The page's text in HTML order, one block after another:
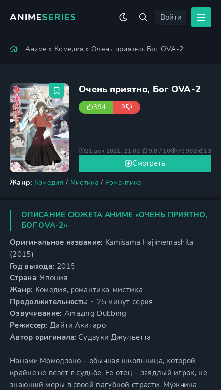
ANIMESERIES Войти
Аниме » Комедия » Очень приятно, Бог OVA-2
Очень приятно, Бог OVA-2
394 9
Жанр: Комедия / Мистика / Романтика
Смотреть
21 дек 2021, 21:02 9.8 / 10 79 962 13
ОПИСАНИЕ СЮЖЕТА АНИМЕ «ОЧЕНЬ ПРИЯТНО,
БОГ OVA-2»
Оригинальное название: Kamisama Hajimemashita
(2015)
Год выхода: 2015
Страна: Япония
Жанр: Комедия, романтика, мистика
Продолжительность: ~ 25 минут серия
Озвучивание: Amazing Dubbing
Режиссер: Дайти Акитаро
Автор оригинала: Судзуки Джульетта
Нанами Момодзоно – обычная школьница, которой
крайне не везет в судьбе. Ее отец – заядлый игрок, не
знающий меры в своей пагубной страсти. Мужчина